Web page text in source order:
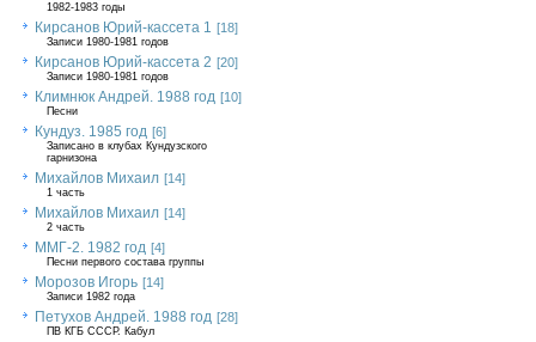
1982-1983 годы
Кирсанов Юрий-кассета 1 [18]
Записи 1980-1981 годов
Кирсанов Юрий-кассета 2 [20]
Записи 1980-1981 годов
Климнюк Андрей. 1988 год [10]
Песни
Кундуз. 1985 год [6]
Записано в клубах Кундузского
гарнизона
Михайлов Михаил [14]
1 часть
Михайлов Михаил [14]
2 часть
ММГ-2. 1982 год [4]
Песни первого состава группы
Морозов Игорь [14]
Записи 1982 года
Петухов Андрей. 1988 год [28]
ПВ КГБ СССР. Кабул